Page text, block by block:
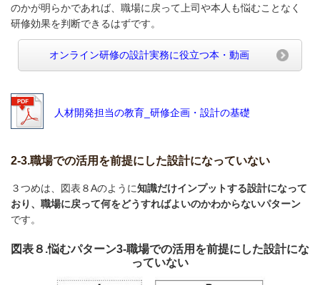
のかが明らかであれば、職場に戻って上司や本人も悩むことなく
研修効果を判断できるはずです。
オンライン研修の設計実務に役立つ本・動画
人材開発担当の教育_研修企画・設計の基礎
2-3.職場での活用を前提にした設計になっていない
３つめは、図表８Aのように知識だけインプットする設計になって
おり、職場に戻って何をどうすればよいのかわからないパターン
です。
図表８.悩むパターン3-職場での活用を前提にした設計にな
っていない